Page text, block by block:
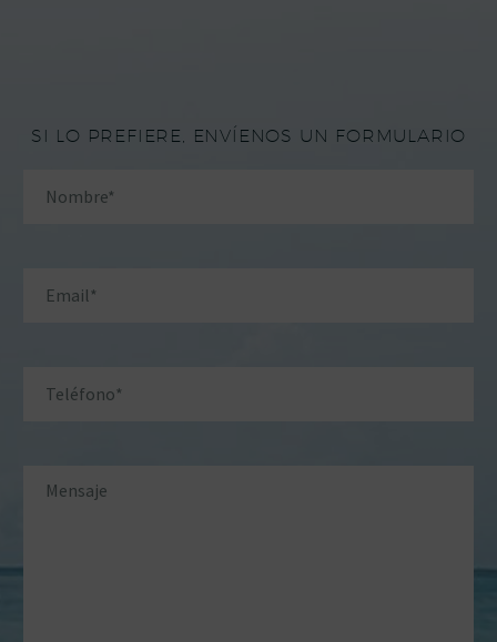
SI LO PREFIERE, ENVÍENOS UN FORMULARIO